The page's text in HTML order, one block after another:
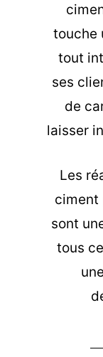
touche
tout
ses
de
laisser
Les
ciment
sont
tous